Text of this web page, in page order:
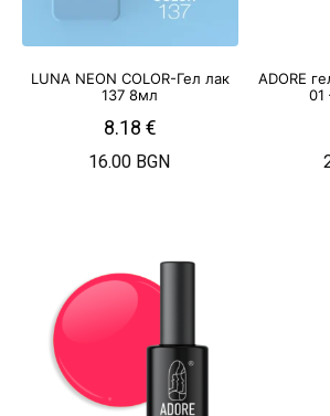
LUNA NEON COLOR-Гел лак
137 8мл
8.18 €
16.00 BGN
ADORE
01